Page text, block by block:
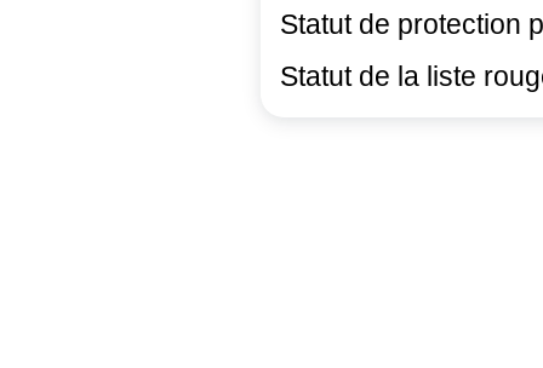
Statut de protection
Statut de la liste